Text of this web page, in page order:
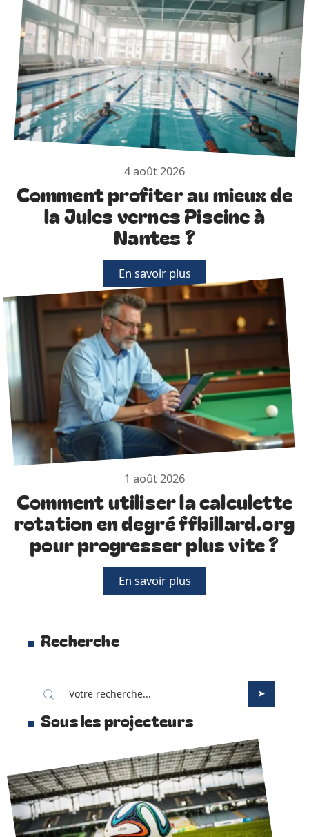
4 août 2026
Comment profiter au mieux de
la Jules vernes Piscine à
Nantes ?
En savoir plus
1 août 2026
Comment utiliser la calculette
rotation en degré ffbillard.org
pour progresser plus vite ?
En savoir plus
Recherche
Sous les projecteurs